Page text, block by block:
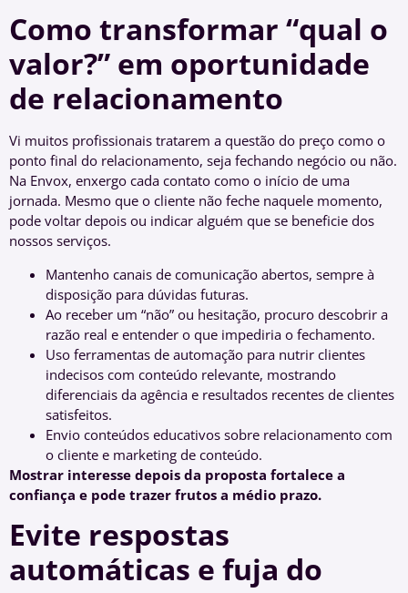
Como transformar “qual o
valor?” em oportunidade
de relacionamento
Vi muitos profissionais tratarem a questão do preço como o
ponto final do relacionamento, seja fechando negócio ou não.
Na Envox, enxergo cada contato como o início de uma
jornada. Mesmo que o cliente não feche naquele momento,
pode voltar depois ou indicar alguém que se beneficie dos
nossos serviços.
Mantenho canais de comunicação abertos, sempre à
disposição para dúvidas futuras.
Ao receber um “não” ou hesitação, procuro descobrir a
razão real e entender o que impediria o fechamento.
Uso ferramentas de automação para nutrir clientes
indecisos com conteúdo relevante, mostrando
diferenciais da agência e resultados recentes de clientes
satisfeitos.
Envio conteúdos educativos sobre relacionamento com
o cliente e marketing de conteúdo.
Mostrar interesse depois da proposta fortalece a
confiança e pode trazer frutos a médio prazo.
Evite respostas
automáticas e fuja do